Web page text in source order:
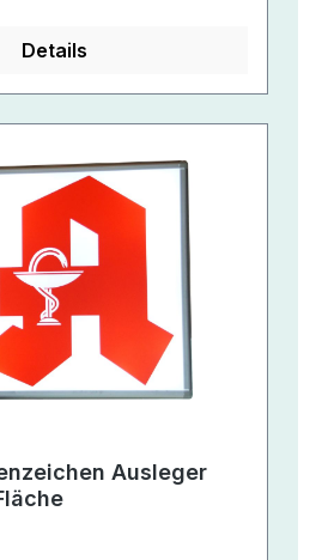
Details
Ausleger